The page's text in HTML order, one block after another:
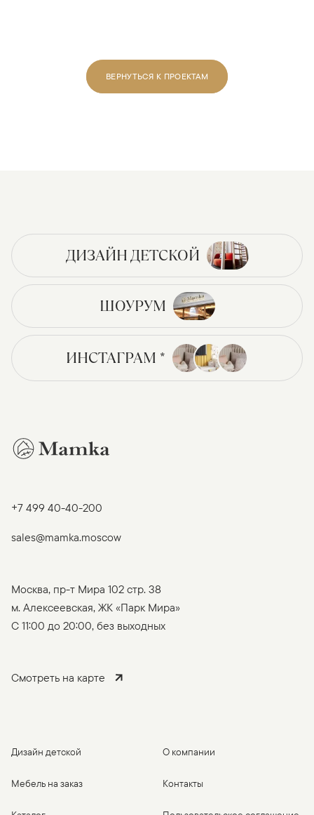
ВЕРНУТЬСЯ К ПРОЕКТАМ
ДИЗАЙН ДЕТСКОЙ
ШОУРУМ
ИНСТАГРАМ *
+7 499 40-40-200
sales@mamka.moscow
Москва, пр-т Мира 102 стр. 38
м. Алексеевская, ЖК «Парк Мира»
C 11:00 до 20:00, без выходных
Смотреть на карте
Дизайн детской
Мебель на заказ
О компании
Контакты